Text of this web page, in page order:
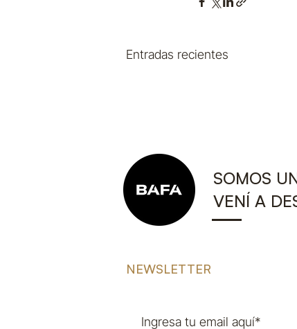
Entradas recientes
SOMOS
VENÍ A
NEWSLETTER